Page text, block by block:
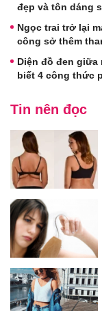
đẹp và tôn dáng
Ngọc trai trở lại
công sở thêm
Diện đồ đen giữa
biết 4 công thức
Tin nên đọc